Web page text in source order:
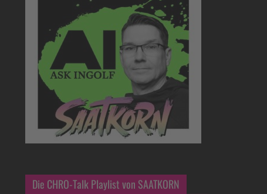
Die CHRO-Talk Playlist von SAATKORN